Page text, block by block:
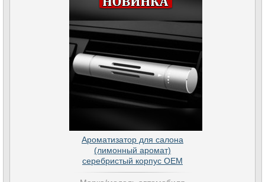
Ароматизатор для салона
(лимонный аромат)
серебристый корпус OEM